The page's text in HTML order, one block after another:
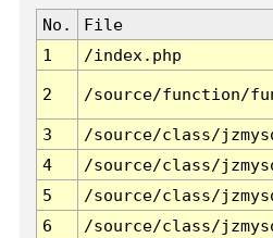
No. File
1
/index.php
2 /source/function/
3 /source/class/
4
/source/class/
5
/source/class/
6
/source/class/